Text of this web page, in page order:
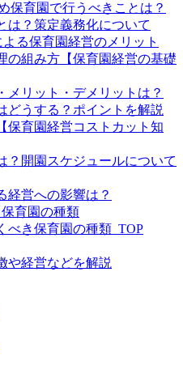
保育園で行うべきことは？
は？策定義務化について
る保育園経営のメリット
の組み方【保育園経営の基礎
メリット・デメリットは？
どうする？ポイントを解説
保育園経営コストカット知
？開園スケジュールについて
経営への影響は？
育園の種類
べき保育園の種類_TOP
や経営などを解説